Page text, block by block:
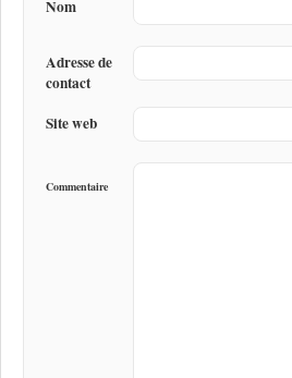
Nom
Adresse de
contact
Site web
Commentaire